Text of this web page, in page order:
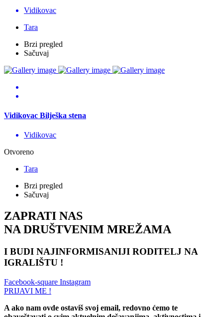
Vidikovac
Tara
Brzi pregled
Sačuvaj
Vidikovac Bilješka stena
Vidikovac
Otvoreno
Tara
Brzi pregled
Sačuvaj
ZAPRATI NAS
NA DRUŠTVENIM MREŽAMA
I BUDI NAJINFORMISANIJI RODITELJ NA
IGRALIŠTU !
Facebook-square Instagram
PRIJAVI ME !
A ako nam ovde ostaviš svoj email, redovno ćemo te